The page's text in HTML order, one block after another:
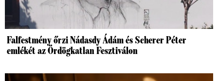
Falfestmény őrzi Nádasdy Ádám és Scherer Péter
emlékét az Ördögkatlan Fesztiválon